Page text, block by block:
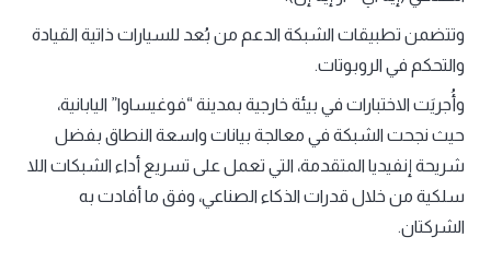
وتتضمن تطبيقات الشبكة الدعم من بُعد للسيارات ذاتية القيادة
والتحكم في الروبوتات.
وأُجريَت الاختبارات في بيئة خارجية بمدينة “فوغيساوا” اليابانية،
حيث نجحت الشبكة في معالجة بيانات واسعة النطاق بفضل
شريحة إنفيديا المتقدمة، التي تعمل على تسريع أداء الشبكات اللا
سلكية من خلال قدرات الذكاء الصناعي، وفق ما أفادت به
الشركتان.